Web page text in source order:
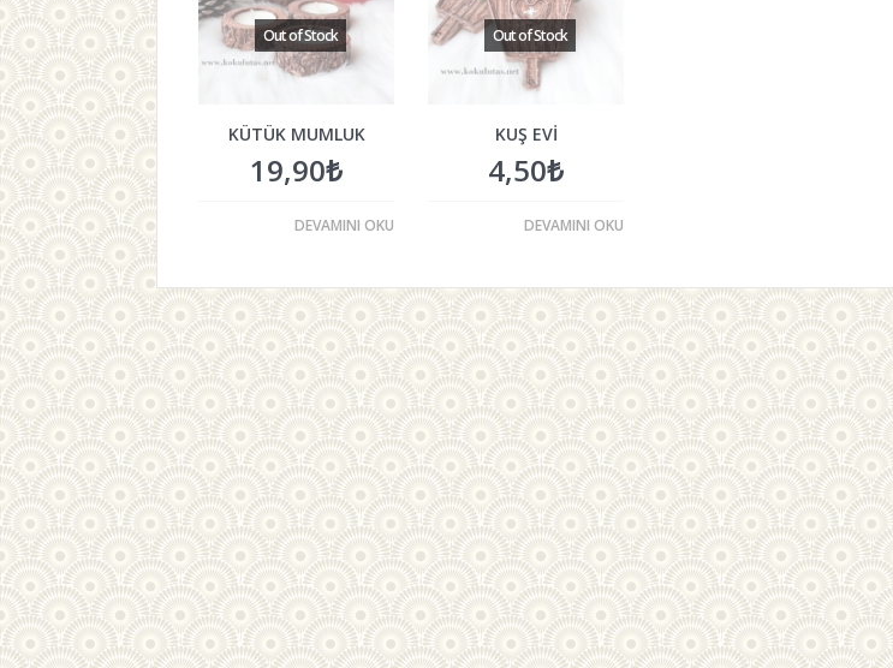
KÜTÜK MUMLUK
19,90₺
DEVAMINI OKU
KUŞ EVI
4,50₺
DEVAMINI OKU